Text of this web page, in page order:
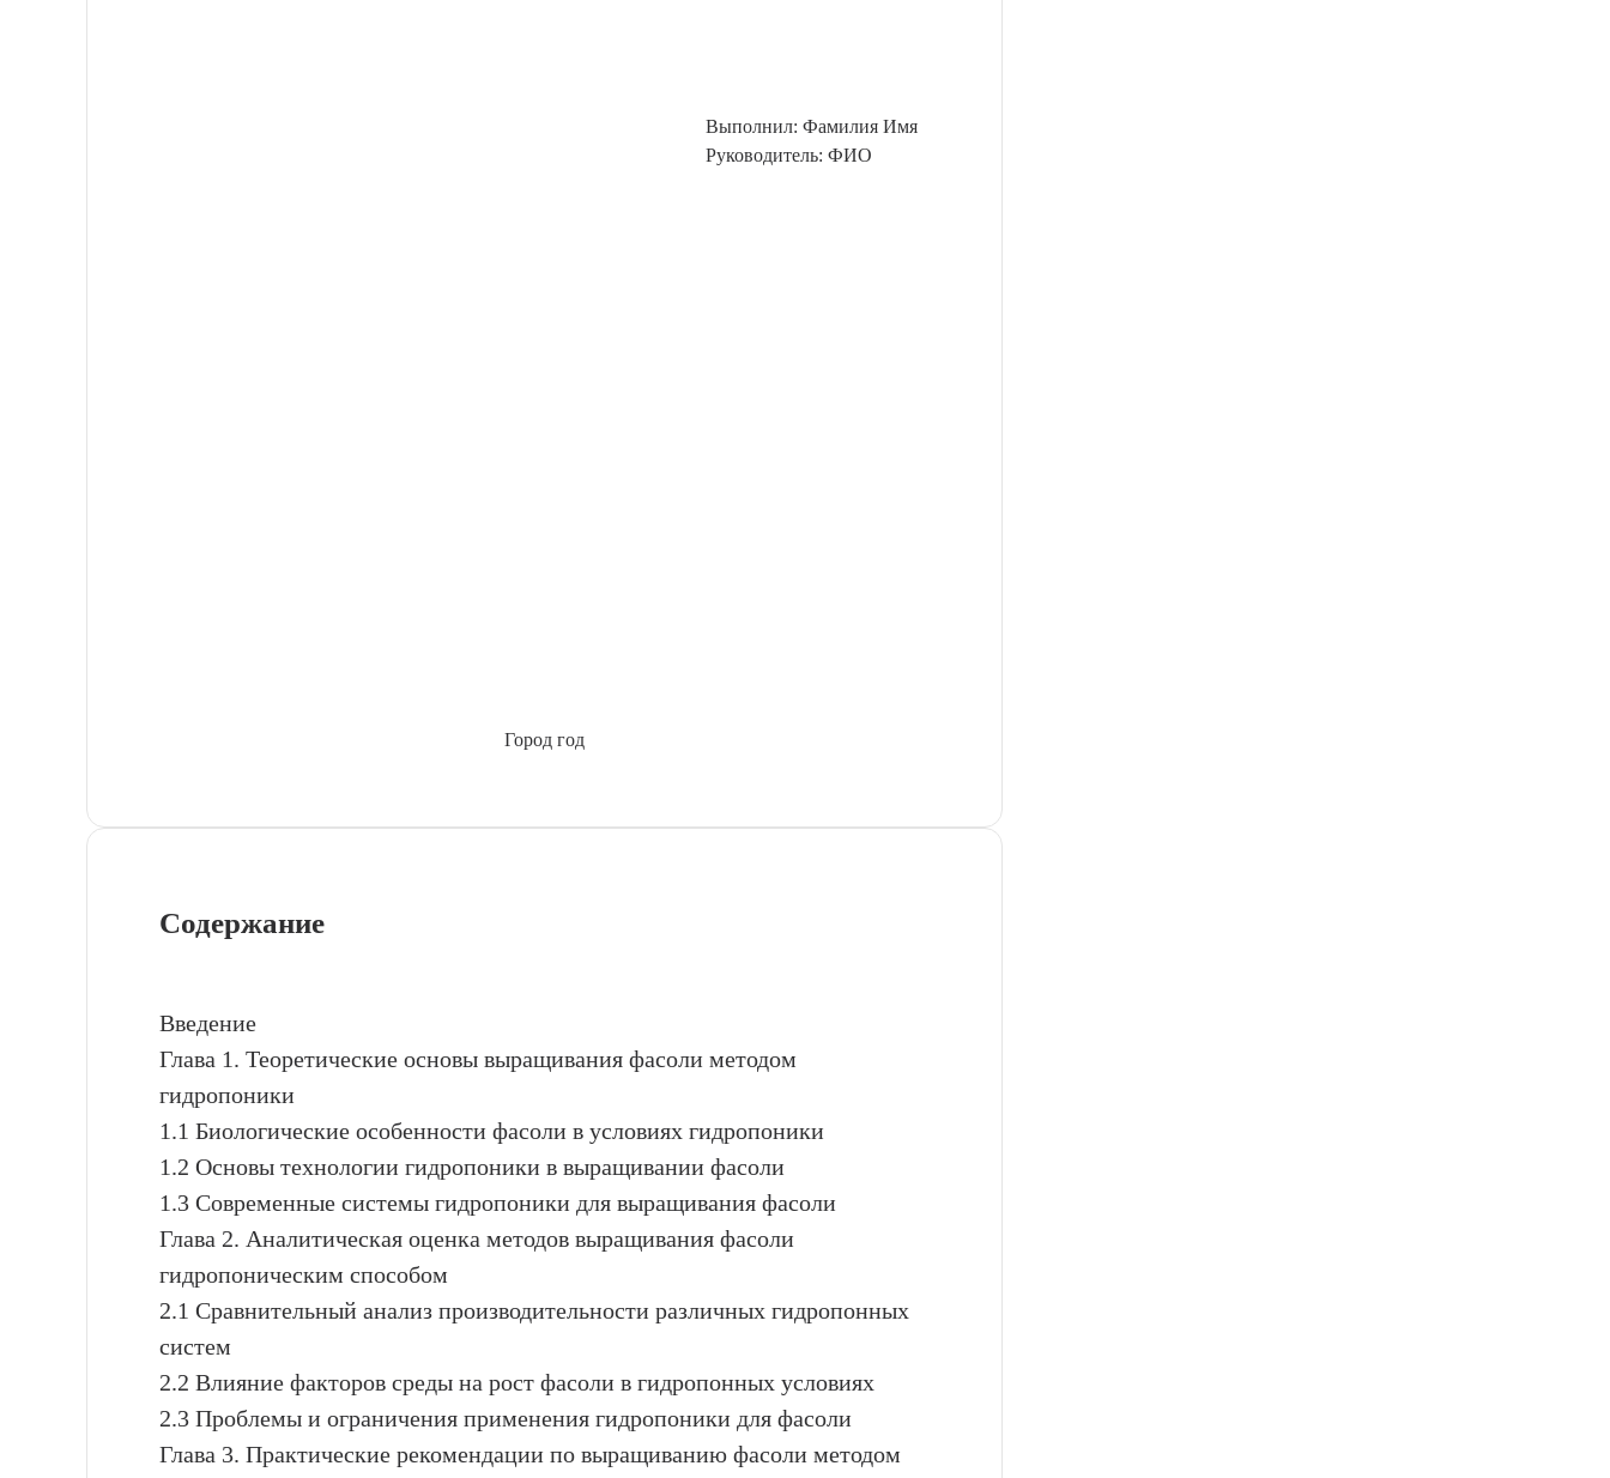
Выполнил: Фамилия Имя
Руководитель: ФИО
Город год
Содержание
Введение
Глава 1. Теоретические основы выращивания фасоли методом
гидропоники
1.1 Биологические особенности фасоли в условиях гидропоники
1.2 Основы технологии гидропоники в выращивании фасоли
1.3 Современные системы гидропоники для выращивания фасоли
Глава 2. Аналитическая оценка методов выращивания фасоли
гидропоническим способом
2.1 Сравнительный анализ производительности различных гидропонных
систем
2.2 Влияние факторов среды на рост фасоли в гидропонных условиях
2.3 Проблемы и ограничения применения гидропоники для фасоли
Глава 3. Практические рекомендации по выращиванию фасоли методом